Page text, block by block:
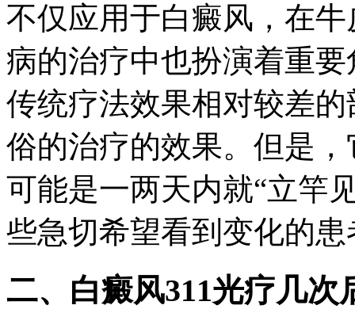
不仅应用于白癜风，在
病的治疗中也扮演着重
传统疗法效果相对较差
俗的治疗的效果。但是
可能是一两天内就“立竿
些急切希望看到变化的
二、白癜风311光疗几